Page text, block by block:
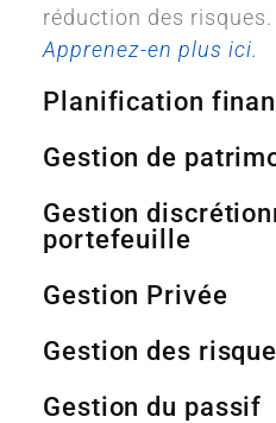
réduction des risques.
Apprenez-en plus ici.
Planification
Gestion de
Gestion
portefeuille
Gestion Privée
Gestion des
Gestion du passif